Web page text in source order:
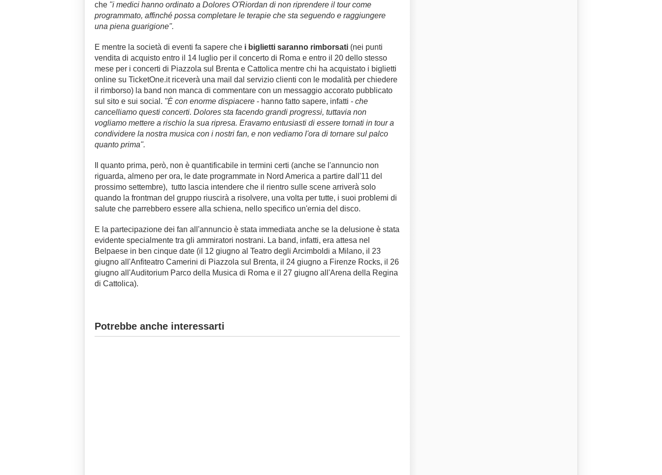
che "i medici hanno ordinato a Dolores O'Riordan di non riprendere il tour come
programmato, affinché possa completare le terapie che sta seguendo e raggiungere
una piena guarigione".
E mentre la società di eventi fa sapere che i biglietti saranno rimborsati (nei punti
vendita di acquisto entro il 14 luglio per il concerto di Roma e entro il 20 dello stesso
mese per i concerti di Piazzola sul Brenta e Cattolica mentre chi ha acquistato i biglietti
online su TicketOne.it riceverà una mail dal servizio clienti con le modalità per chiedere
il rimborso) la band non manca di commentare con un messaggio accorato pubblicato
sul sito e sui social. "È con enorme dispiacere - hanno fatto sapere, infatti - che
cancelliamo questi concerti. Dolores sta facendo grandi progressi, tuttavia non
vogliamo mettere a rischio la sua ripresa. Eravamo entusiasti di essere tornati in tour a
condividere la nostra musica con i nostri fan, e non vediamo l'ora di tornare sul palco
quanto prima".
Il quanto prima, però, non è quantificabile in termini certi (anche se l'annuncio non
riguarda, almeno per ora, le date programmate in Nord America a partire dall'11 del
prossimo settembre), tutto lascia intendere che il rientro sulle scene arriverà solo
quando la frontman del gruppo riuscirà a risolvere, una volta per tutte, i suoi problemi di
salute che parrebbero essere alla schiena, nello specifico un'ernia del disco.
E la partecipazione dei fan all'annuncio è stata immediata anche se la delusione è stata
evidente specialmente tra gli ammiratori nostrani. La band, infatti, era attesa nel
Belpaese in ben cinque date (il 12 giugno al Teatro degli Arcimboldi a Milano, il 23
giugno all'Anfiteatro Camerini di Piazzola sul Brenta, il 24 giugno a Firenze Rocks, il 26
giugno all'Auditorium Parco della Musica di Roma e il 27 giugno all'Arena della Regina
di Cattolica).
Potrebbe anche interessarti